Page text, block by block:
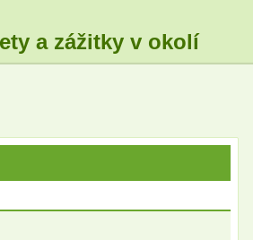
a zážitky v okolí